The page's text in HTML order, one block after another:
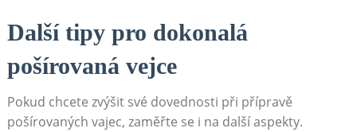
Další tipy pro dokonalá
pošírovaná vejce
Pokud chcete zvýšit své dovednosti při přípravě
pošírovaných vajec, zaměřte se i na další aspekty.